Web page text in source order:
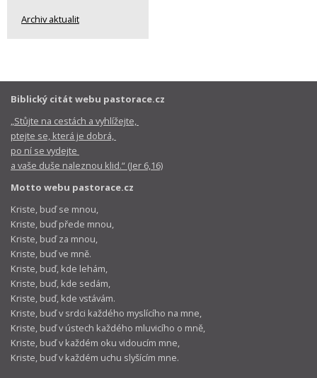
Archiv aktualit
Biblický citát webu pastorace.cz
„Stůjte na cestách a vyhlížejte,
ptejte se, která je dobrá,
po ní se vydejte
a vaše duše naleznou klid.“ (Jer 6,16)
Motto webu pastorace.cz
Kriste, buď se mnou,
Kriste, buď přede mnou,
Kriste, buď za mnou,
Kriste, buď ve mně.
Kriste, buď, kde lehám,
Kriste, buď, kde sedám,
Kriste, buď, kde vstávám.
Kriste, buď v srdci každého myslícího na mne,
Kriste, buď v ústech každého mluvicího o mně,
Kriste, buď v každém oku vidoucím mne,
Kriste, buď v každém uchu slyšícím mne.